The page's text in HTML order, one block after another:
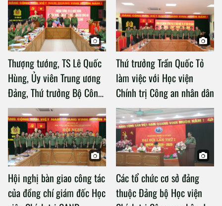
Thượng tướng, TS Lê Quốc
Hùng, Ủy viên Trung ương
Đảng, Thứ trưởng Bộ Công
an làm việc với Học viện
Chính trị Công an nhân dân
Thứ trưởng Trần Quốc Tỏ
làm việc với Học viện
Chính trị Công an nhân dân
Hội nghị bàn giao công tác
của đồng chí giám đốc Học
Các tổ chức cơ sở đảng
thuộc Đảng bộ Học viện